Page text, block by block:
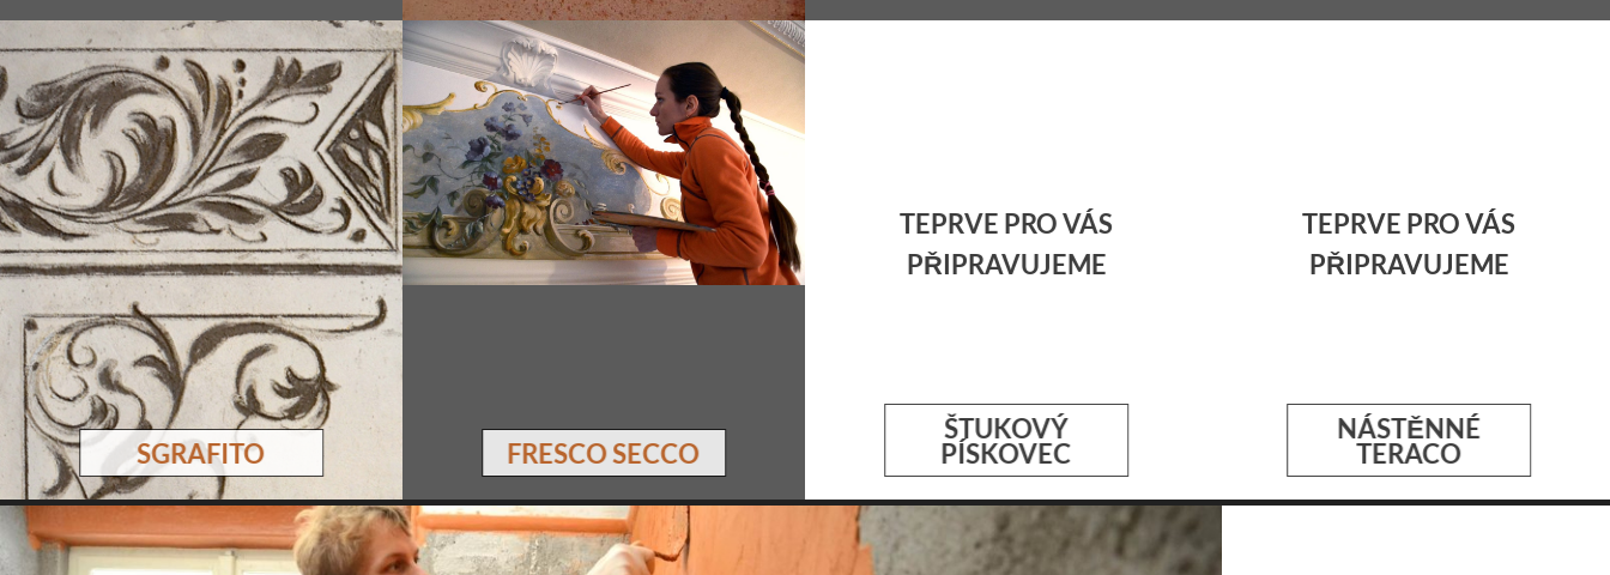
sgrafito
Kvalitní 2 – 3 vrstvá vápenná omítka ( z
řadu let uleželého vzdušného vápna,
probarvená slámovým popelem ) s
vyškrabávanými ornamenty, vhodná
spíše do exteriéru.
SGRAFITO
fresco secco
Vápenná omítka ( z řadu let uloženého
vápna ) s malířskou vrstvou zvanou
„intonaco“, která je krystalicky propojená s
ostatními vrstvami. Malba je voděodolná,
FRESCO SECCO
architektonických komponentů z
forem. Je od obkladů pravým
ŠTUKOVÝ
PÍSKOVEC
TEPRVE PRO VÁS
PŘIPRAVUJEME
omítka ( jedna z nejodolnějších ) s
vysokým leskem, nebo provedením na
NÁSTĚNNÉ
TERACO
TEPRVE PRO VÁS
PŘIPRAVUJEME